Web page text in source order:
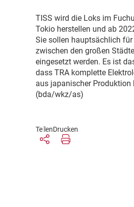
T ISS wird die Loks im
Tokio herstellen und ab
Sie sollen hauptsächlich
zwischen den großen
eingesetzt werden. Es ist
dass TRA komplette
aus japanischer Produktion
(bda/wkz/as)
TeilenDrucken